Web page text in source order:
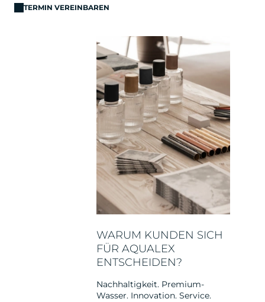
TERMIN VEREINBAREN
WARUM KUNDEN SICH
FÜR AQUALEX
ENTSCHEIDEN?
Nachhaltigkeit. Premium-
Wasser. Innovation. Service.